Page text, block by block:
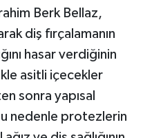
Berk Bellaz,
diş fırçalamanın
hasar verdiğinin
asitli içecekler
sonra yapısal
nedenle protezlerin